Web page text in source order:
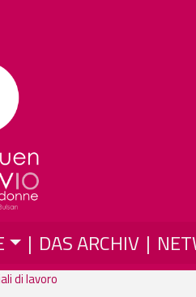
DAS ARCHIV
di lavoro